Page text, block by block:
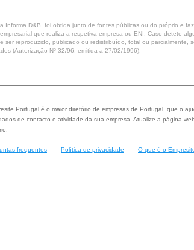
D&B, foi obtida junto de fontes públicas ou do próprio e
que realiza a respetiva empresa ou ENI. Caso detete
reproduzido, publicado ou redistribuído, total ou parcialmente,
(Autorização Nº 32/96, emitida a 27/02/1996).
Portugal é o maior diretório de empresas de Portugal, que o
de contacto e atividade da sua empresa. Atualize a página
frequentes Política de privacidade O que é o